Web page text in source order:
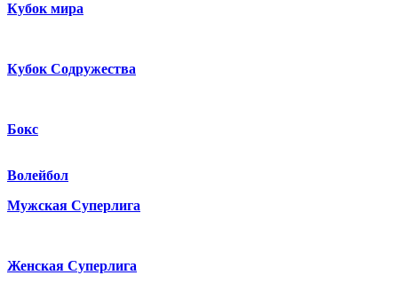
Кубок мира
Кубок Содружества
Бокс
Волейбол
Мужская Суперлига
Женская Суперлига